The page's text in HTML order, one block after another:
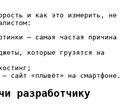
и как это измерить, не
— самая частая причина
которые грузятся на
— сайт «плывёт» на смартфоне.
разработчику